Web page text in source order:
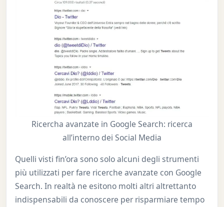
Ricercha avanzate in Google Search: ricerca
all’interno dei Social Media
Quelli visti fin’ora sono solo alcuni degli strumenti
più utilizzati per fare ricerche avanzate con Google
Search. In realtà ne esitono molti altri altrettanto
indispensabili da conoscere per risparmiare tempo